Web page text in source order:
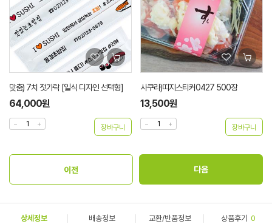
맞춤) 7치 젓가락 [일식 디자인 선택형]
64,000원
사쿠라)띠지스티커0427 500장
13,500원
상세정보 배송정보 교환/반품정보 상품후기 0